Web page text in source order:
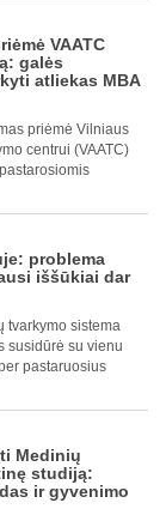
VAATC
galės
atliekas MBA
priėmė Vilniaus
centrui (VAATC)
problema
iššūkiai dar
tvarkymo sistema
susidūrė su vienu
pastaruosius
Medinių
studiją:
ir gyvenimo